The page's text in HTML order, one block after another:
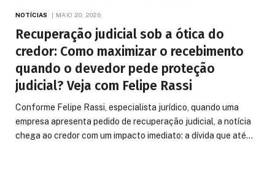
NOTÍCIAS MAIO 20, 2026
Recuperação judicial sob a ótica do
credor: Como maximizar o recebimento
quando o devedor pede proteção
judicial? Veja com Felipe Rassi
Conforme Felipe Rassi, especialista jurídico, quando uma
empresa apresenta pedido de recuperação judicial, a notícia
chega ao credor com um impacto imediato: a dívida que até…